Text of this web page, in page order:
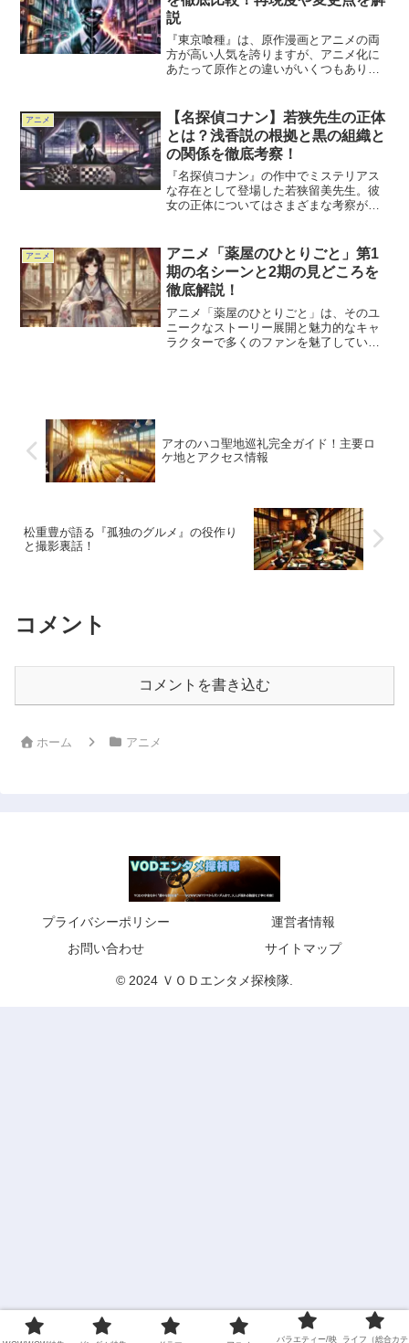
説
『東京喰種』は、原作漫画とアニメの両
方が高い人気を誇りますが、アニメ化に
あたって原作との違いがいくつもありま
のか？その違いを徹底的に比較してみま
しょう。この記事では、ア...
アニメ
【名探偵コナン】若狭先生の正体
とは？浅香説の根拠と黒の組織と
の関係を徹底考察！
『名探偵コナン』の作中でミステリアス
な存在として登場した若狭留美先生。彼
女の正体についてはさまざまな考察が飛
過去、黒の組織との関係、そして彼女の
真の目的とは？この記事では...
アニメ
アニメ「薬屋のひとりごと」第1
期の名シーンと2期の見どころを
徹底解説！
アニメ「薬屋のひとりごと」は、そのユ
ニークなストーリー展開と魅力的なキャ
ラクターで多くのファンを魅了していま
アオのハコ聖地巡礼完全ガイド！主要ロ
ケ地とアクセス情報
松重豊が語る『孤独のグルメ』の役作り
と撮影裏話！
コメント
コメントを書き込む
ホーム アニメ
プライバシーポリシー
運営者情報
お問い合わせ
サイトマップ
© 2024 ＶＯＤエンタメ探検隊.
バラエティー/映 ライフ（総合カテ